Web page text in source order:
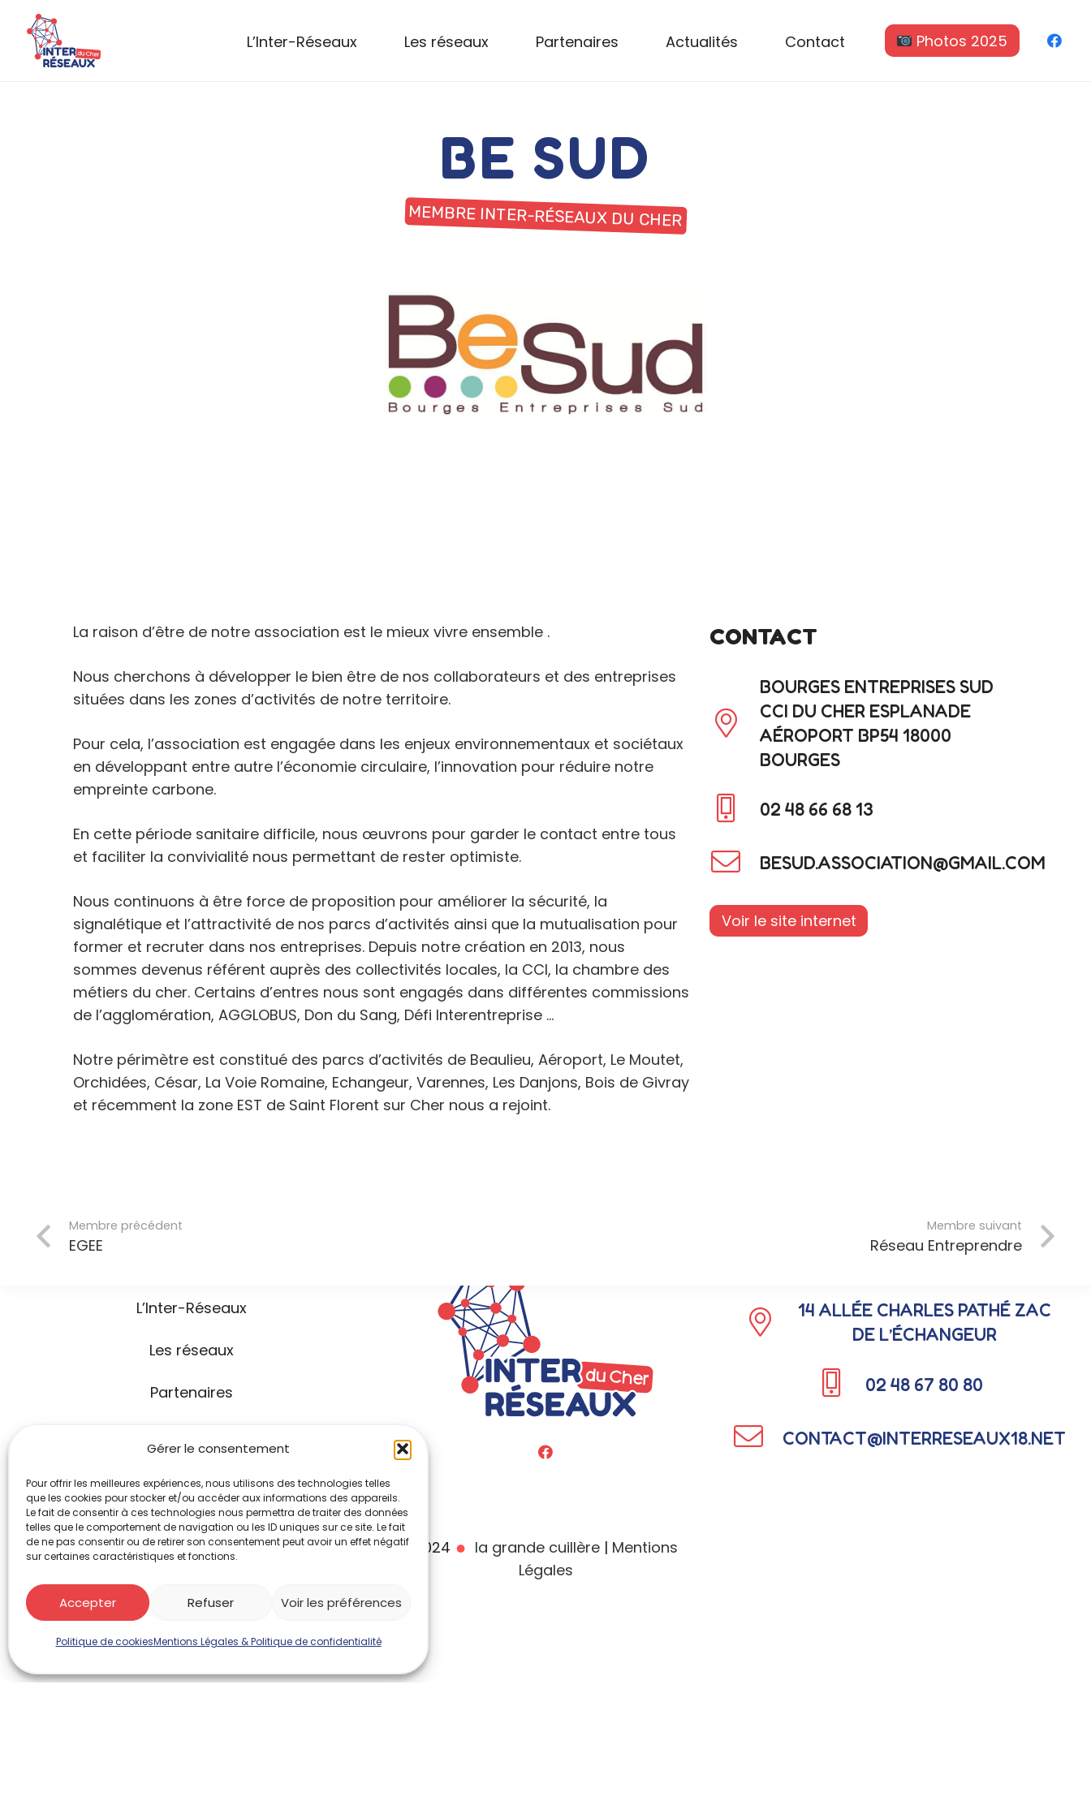
Gérer le consentement
Pour offrir les meilleures expériences, nous utilisons des technologies telles
que les cookies pour stocker et/ou accéder aux informations des appareils.
Le fait de consentir à ces technologies nous permettra de traiter des données
telles que le comportement de navigation ou les ID uniques sur ce site. Le fait
de ne pas consentir ou de retirer son consentement peut avoir un effet négatif
sur certaines caractéristiques et fonctions.
Accepter Refuser Voir les préférences
Politique de cookiesMentions Légales & Politique de confidentialité
L’Inter-Réseaux Les réseaux Partenaires Actualités Contact Photos 2025
BE SUD
MEMBRE INTER-RÉSEAUX DU CHER
La raison d’être de notre association est le mieux vivre ensemble .
Nous cherchons à développer le bien être de nos collaborateurs et des entreprises
situées dans les zones d’activités de notre territoire.
Pour cela, l’association est engagée dans les enjeux environnementaux et sociétaux
en développant entre autre l’économie circulaire, l’innovation pour réduire notre
empreinte carbone.
En cette période sanitaire difficile, nous œuvrons pour garder le contact entre tous
et faciliter la convivialité nous permettant de rester optimiste.
Nous continuons à être force de proposition pour améliorer la sécurité, la
signalétique et l’attractivité de nos parcs d’activités ainsi que la mutualisation pour
former et recruter dans nos entreprises. Depuis notre création en 2013, nous
sommes devenus référent auprès des collectivités locales, la CCI, la chambre des
métiers du cher. Certains d’entres nous sont engagés dans différentes commissions
de l’agglomération, AGGLOBUS, Don du Sang, Défi Interentreprise …
Notre périmètre est constitué des parcs d’activités de Beaulieu, Aéroport, Le Moutet,
Orchidées, César, La Voie Romaine, Echangeur, Varennes, Les Danjons, Bois de Givray
et récemment la zone EST de Saint Florent sur Cher nous a rejoint.
CONTACT
BOURGES ENTREPRISES SUD
CCI DU CHER ESPLANADE
AÉROPORT BP54 18000
BOURGES
02 48 66 68 13
BESUD.ASSOCIATION@GMAIL.COM
Voir le site internet
Membre précédent
EGEE
Membre suivant
Réseau Entreprendre
L’Inter-Réseaux
Les réseaux
Partenaires
Contact
Photos 2025
2024
la grande cuillère| Mentions
Légales
COORDONNÉES
14 ALLÉE CHARLES PATHÉ ZAC
DE L’ÉCHANGEUR
02 48 67 80 80
CONTACT@INTERRESEAUX18.NET